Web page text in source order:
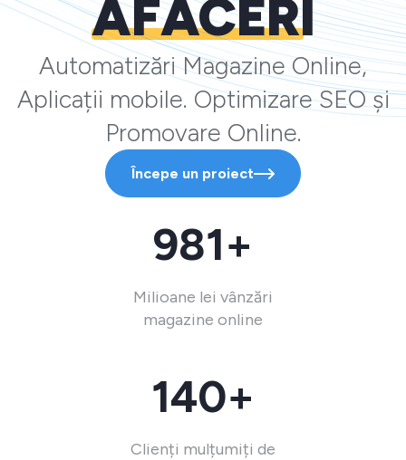
AFACERI
Automatizări Magazine Online,
Aplicații mobile. Optimizare SEO și
Promovare Online.
Începe un proiect
981+
Milioane lei vânzări
magazine online
140+
Clienți mulțumiți de